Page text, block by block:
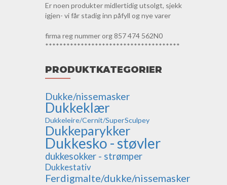
Er noen produkter midlertidig utsolgt, sjekk
igjen- vi får stadig inn påfyll og nye varer
firma reg nummer org 857 474 562N0
**************************************
PRODUKTKATEGORIER
Dukke/nissemasker
Dukkeklær
Dukkeleire/Cernit/SuperSculpey
Dukkeparykker
Dukkesko - støvler
dukkesokker - strømper
Dukkestativ
Ferdigmalte/dukke/nissemasker